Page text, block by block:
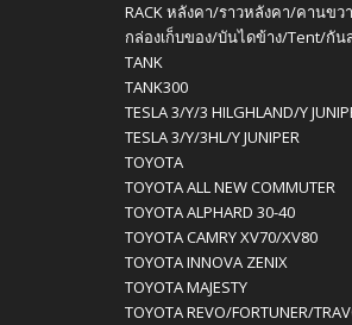
RACK หลังคา/ราวหลังคา/คานขว
กล่องเก็บของ/บันไดข้าง/Tent/กัน
TANK
TANK300
TESLA 3/Y/3 HILGHLAND/Y
TESLA 3/Y/3HL/Y JUNIPER
TOYOTA
TOYOTA ALL NEW COMMUTER
TOYOTA ALPHARD 30-40
TOYOTA CAMRY XV70/XV80
TOYOTA INNOVA ZENIX
TOYOTA MAJESTY
TOYOTA REVO/FORTUNER/